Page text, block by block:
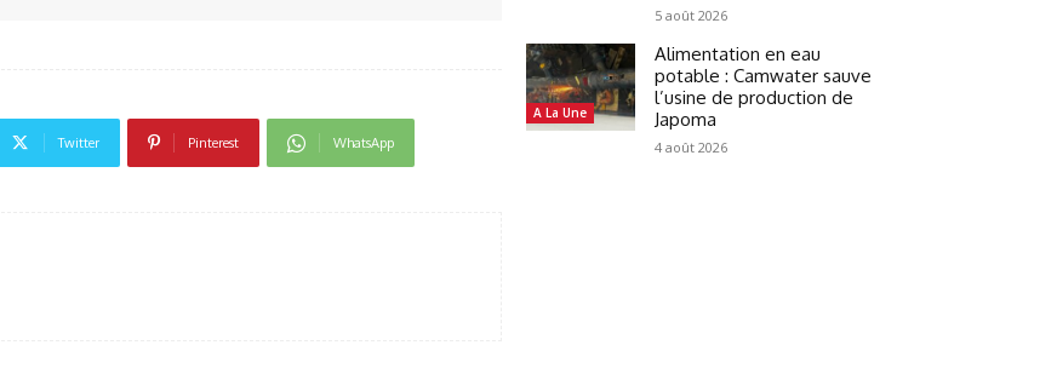
Twitter Pinterest WhatsApp
5 août 2026
A La Une
Alimentation en eau
potable : Camwater sauve
l’usine de production de
Japoma
4 août 2026